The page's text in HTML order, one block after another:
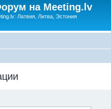
на Meeting.lv
Латвия, Литва, Эстония